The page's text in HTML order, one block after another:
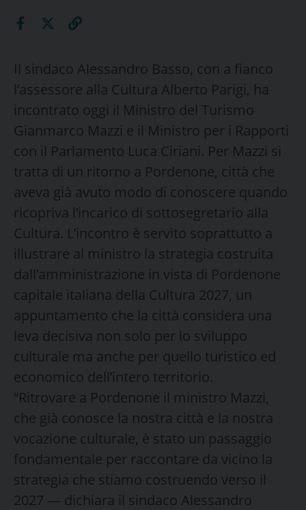
Il sindaco Alessandro Basso, con a fianco
l’assessore alla Cultura Alberto Parigi, ha
incontrato oggi il Ministro del Turismo
Gianmarco Mazzi e il Ministro per i Rapporti
con il Parlamento Luca Ciriani. Per Mazzi si
tratta di un ritorno a Pordenone, città che
aveva già avuto modo di conoscere quando
ricopriva l’incarico di sottosegretario alla
Cultura. L’incontro è servito soprattutto a
illustrare al ministro la strategia costruita
dall’amministrazione in vista di Pordenone
capitale italiana della Cultura 2027, un
appuntamento che la città considera una
leva decisiva non solo per lo sviluppo
culturale ma anche per quello turistico ed
economico dell’intero territorio.
“Ritrovare a Pordenone il ministro Mazzi,
che già conosce la nostra città e la nostra
vocazione culturale, è stato un passaggio
fondamentale per raccontare da vicino la
strategia che stiamo costruendo verso il
2027 — dichiara il sindaco Alessandro